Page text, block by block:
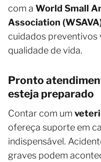
com a World Small
Association
cuidados preventivos
qualidade de vida.
Pronto
esteja preparado
Contar com um
ofereça suporte em
indispensável.
graves podem